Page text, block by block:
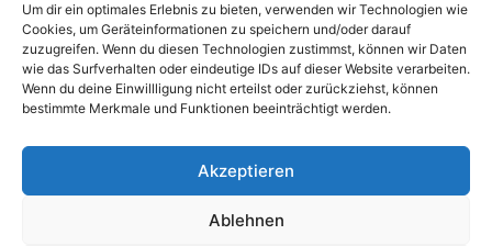
Um dir ein optimales Erlebnis zu bieten, verwenden wir Technologien wie
Cookies, um Geräteinformationen zu speichern und/oder darauf
zuzugreifen. Wenn du diesen Technologien zustimmst, können wir Daten
wie das Surfverhalten oder eindeutige IDs auf dieser Website verarbeiten.
Wenn du deine Einwillligung nicht erteilst oder zurückziehst, können
bestimmte Merkmale und Funktionen beeinträchtigt werden.
Akzeptieren
Ablehnen
große Worte, einfach aus Überzeugung. Die Uplink-
Pharma GmbH & MZ-Datenservice e. K. erfüllten die
Liste fast vollständig und unterstützten damit viele Tiere
mit Futter, […]
06471 6264740
mail@uplink-pharma.com